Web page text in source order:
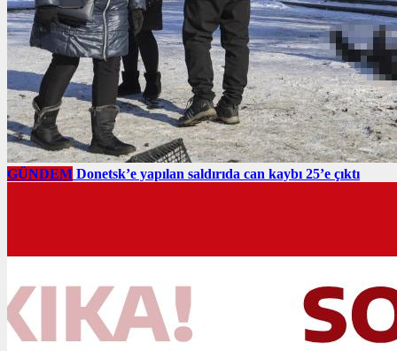
GÜNDEM Donetsk’e yapılan saldırıda can kaybı 25’e çıktı